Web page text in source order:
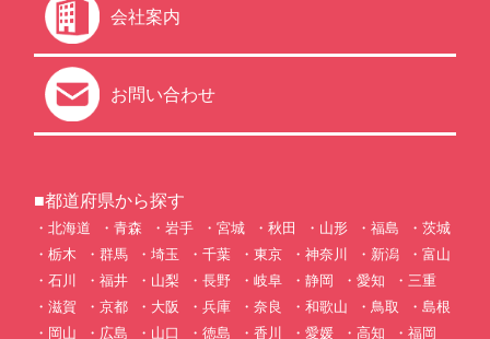
会社案内
お問い合わせ
■都道府県から探す
北海道 青森 岩手 宮城 秋田 山形 福島
茨城
栃木
群馬 埼玉 千葉 東京 神奈川 新潟
富山
石川
福井 山梨 長野 岐阜 静岡 愛知
三重
滋賀
京都 大阪 兵庫 奈良 和歌山 鳥取
島根
岡山
広島 山口 徳島 香川 愛媛 高知
福岡